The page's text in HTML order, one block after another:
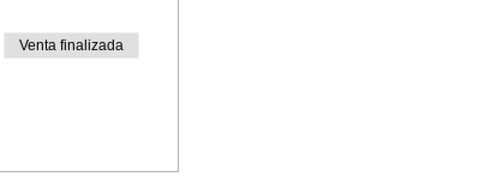
Venta finalizada